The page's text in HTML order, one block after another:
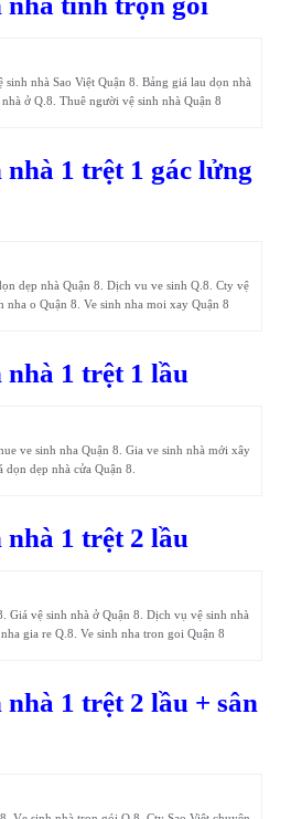
nhà Sao Việt Quận 8. Bảng giá lau dọn nhà
ở Q.8. Thuê người vệ sinh nhà Quận 8
nhà 1 trệt 1 gác lửng
dẹp nhà Quận 8. Dịch vu ve sinh Q.8. Cty vệ
nha o Quận 8. Ve sinh nha moi xay Quận 8
nhà 1 trệt 1 lầu
ve sinh nha Quận 8. Gia ve sinh nhà mới xây
dọn dẹp nhà cửa Quận 8.
nhà 1 trệt 2 lầu
Giá vệ sinh nhà ở Quận 8. Dịch vụ vệ sinh nhà
gia re Q.8. Ve sinh nha tron goi Quận 8
1 trệt 2 lầu + sân